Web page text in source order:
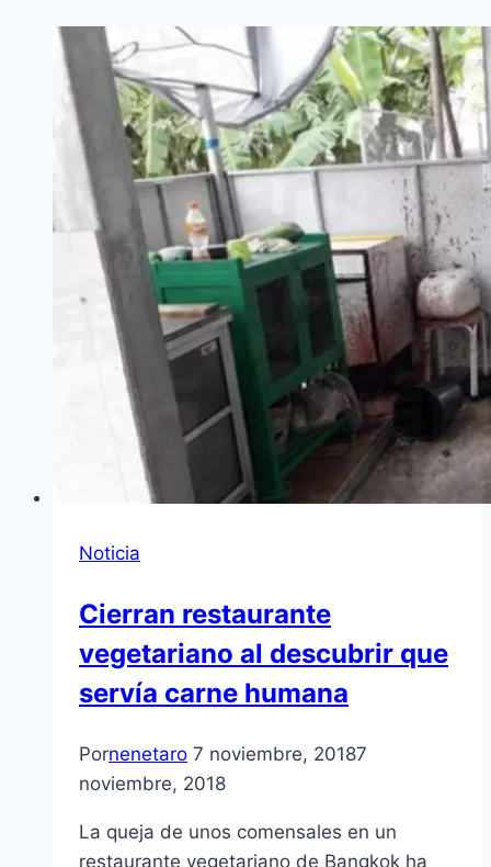
Noticia
Cierran restaurante
vegetariano al descubrir que
servía carne humana
Pornenetaro 7 noviembre, 20187
noviembre, 2018
La queja de unos comensales en un
restaurante vegetariano de Bangkok ha